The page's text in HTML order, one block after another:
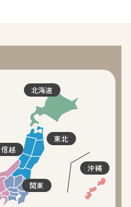
北海道
東北
関東
越
沖縄